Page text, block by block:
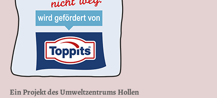
Ein Projekt des Umweltzentrums Hollen